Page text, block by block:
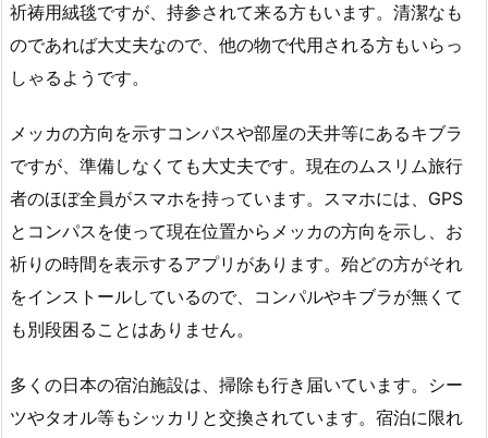
祈祷用絨毯ですが、持参されて来る方もいます。清潔なも
のであれば大丈夫なので、他の物で代用される方もいらっ
しゃるようです。
メッカの方向を示すコンパスや部屋の天井等にあるキブラ
ですが、準備しなくても大丈夫です。現在のムスリム旅行
者のほぼ全員がスマホを持っています。スマホには、GPS
とコンパスを使って現在位置からメッカの方向を示し、お
祈りの時間を表示するアプリがあります。殆どの方がそれ
をインストールしているので、コンパルやキブラが無くて
も別段困ることはありません。
多くの日本の宿泊施設は、掃除も行き届いています。シー
ツやタオル等もシッカリと交換されています。宿泊に限れ